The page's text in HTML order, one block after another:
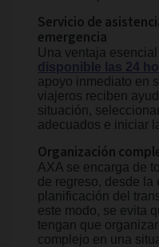
Servicio de
emergencia
Una ventaja
disponible las 24
apoyo inmediato en
viajeros reciben
situación,
adecuados e iniciar
Organización
AXA se encarga de
de regreso, desde la
planificación del
este modo, se evita
tengan que
complejo en una